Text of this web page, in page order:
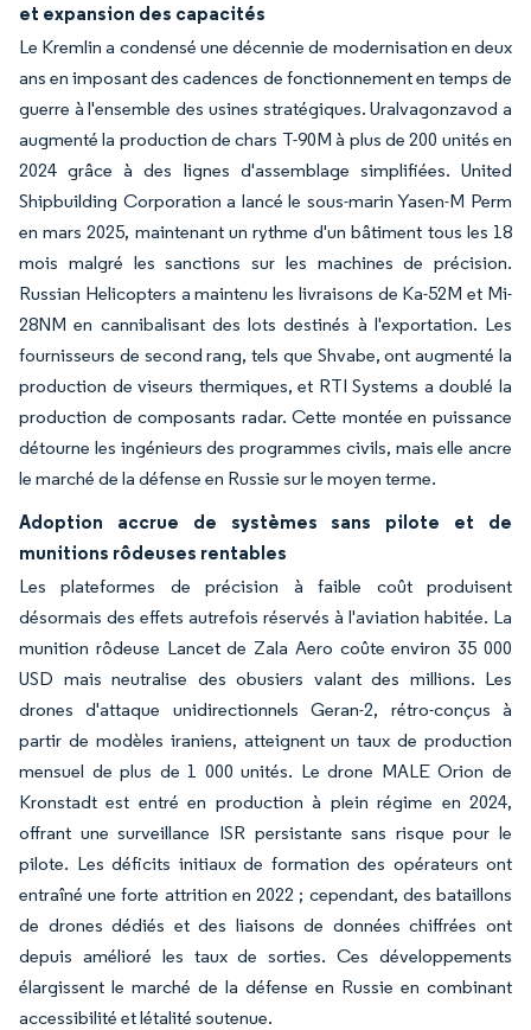
et expansion des capacités
Le Kremlin a condensé une décennie de modernisation en deux
ans en imposant des cadences de fonctionnement en temps de
guerre à l'ensemble des usines stratégiques. Uralvagonzavod a
augmenté la production de chars T-90M à plus de 200 unités en
2024 grâce à des lignes d'assemblage simplifiées. United
Shipbuilding Corporation a lancé le sous-marin Yasen-M Perm
en mars 2025, maintenant un rythme d'un bâtiment tous les 18
mois malgré les sanctions sur les machines de précision.
Russian Helicopters a maintenu les livraisons de Ka-52M et Mi-
28NM en cannibalisant des lots destinés à l'exportation. Les
fournisseurs de second rang, tels que Shvabe, ont augmenté la
production de viseurs thermiques, et RTI Systems a doublé la
production de composants radar. Cette montée en puissance
détourne les ingénieurs des programmes civils, mais elle ancre
le marché de la défense en Russie sur le moyen terme.
Adoption accrue de systèmes sans pilote et de
munitions rôdeuses rentables
Les plateformes de précision à faible coût produisent
désormais des effets autrefois réservés à l'aviation habitée. La
munition rôdeuse Lancet de Zala Aero coûte environ 35 000
USD mais neutralise des obusiers valant des millions. Les
drones d'attaque unidirectionnels Geran-2, rétro-conçus à
partir de modèles iraniens, atteignent un taux de production
mensuel de plus de 1 000 unités. Le drone MALE Orion de
Kronstadt est entré en production à plein régime en 2024,
offrant une surveillance ISR persistante sans risque pour le
pilote. Les déficits initiaux de formation des opérateurs ont
entraîné une forte attrition en 2022 ; cependant, des bataillons
de drones dédiés et des liaisons de données chiffrées ont
depuis amélioré les taux de sorties. Ces développements
élargissent le marché de la défense en Russie en combinant
accessibilité et létalité soutenue.